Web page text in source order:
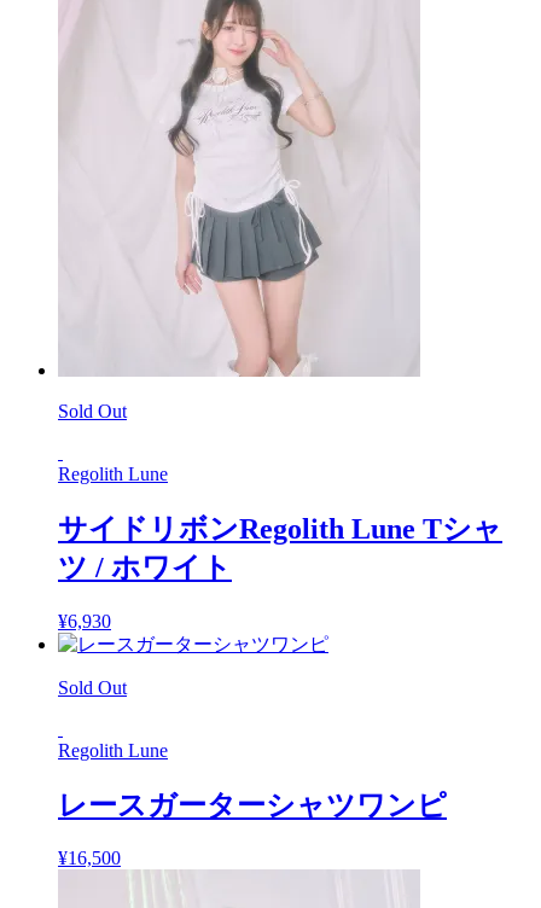
Sold Out
Regolith Lune
サイドリボンRegolith Lune Tシャ
ツ / ホワイト
¥6,930
Sold Out
Regolith Lune
レースガーターシャツワンピ
¥16,500